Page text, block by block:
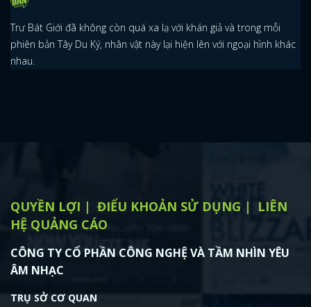
Trư Bát Giới đã không còn quá xa lạ với khán giả và trong mỗi
phiên bản Tây Du Ký, nhân vật này lại hiện lên với ngoại hình khác
nhau.
QUYỀN LỢI ĐIỂU KHOẢN SỬ DỤNG
LIÊN
HỆ QUẢNG CÁO
CÔNG TY CỔ PHẦN CÔNG NGHỆ VÀ TẦM NHÌN YÊU
ÂM NHẠC
TRỤ SỞ CƠ QUAN